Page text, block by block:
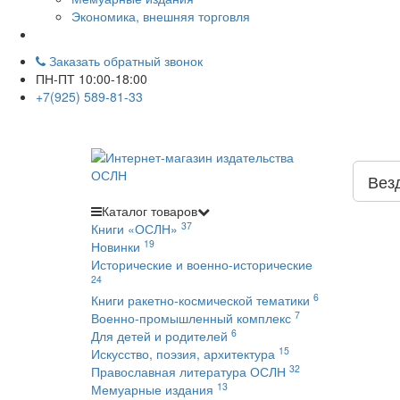
Экономика, внешняя торговля
Заказать обратный звонок
ПН-ПТ 10:00-18:00
+7(925) 589-81-33
Каталог товаров
Книги «ОСЛН» 37
Новинки 19
Исторические и военно-исторические
24
Книги ракетно-космической тематики 6
Военно-промышленный комплекс 7
Для детей и родителей 6
Искусство, поэзия, архитектура 15
Православная литература ОСЛН 32
Мемуарные издания 13